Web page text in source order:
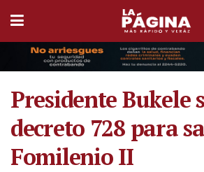
Presidente Bukele
decreto 728 para
Fomilenio II